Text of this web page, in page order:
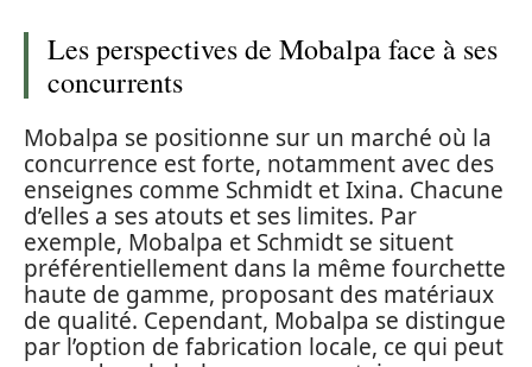
Les perspectives de Mobalpa face à ses
concurrents
Mobalpa se positionne sur un marché où la
concurrence est forte, notamment avec des
enseignes comme Schmidt et Ixina. Chacune
d’elles a ses atouts et ses limites. Par
exemple, Mobalpa et Schmidt se situent
préférentiellement dans la même fourchette
haute de gamme, proposant des matériaux
de qualité. Cependant, Mobalpa se distingue
par l’option de fabrication locale, ce qui peut